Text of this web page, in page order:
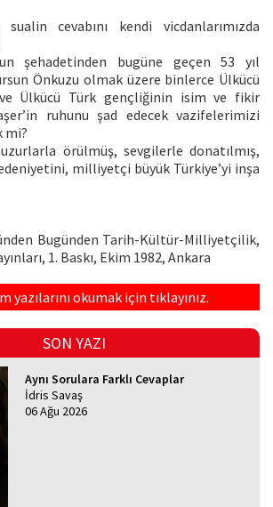
cevabını kendi vicdanlarımızda
şehadetinden bugüne geçen 53 yıl
Önkuzu olmak üzere binlerce Ülkücü
Ülkücü Türk gençliğinin isim ve fikir
ruhunu şad edecek vazifelerimizi
mi?
örülmüş, sevgilerle donatılmış,
milliyetçi büyük Türkiye’yi inşa
Bugünden Tarih-Kültür-Milliyetçilik,
1. Baskı, Ekim 1982, Ankara
yazılarını okumak için tıklayınız.
SON YAZI
Aynı Sorulara Farklı Cevaplar
İdris Savaş
06 Ağu 2026